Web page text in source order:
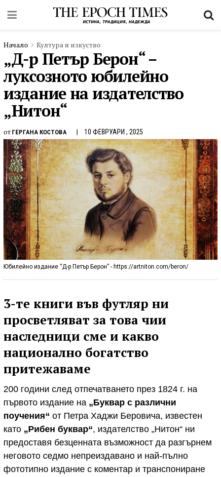
Начало Култура и изкуство
„Д-р Петър Берон“ –
луксозното юбилейно
издание на издателство
„Нитон“
от ГЕРГАНА КОСТОВА 10 ФЕВРУАРИ , 2025
Юбилейно издание “Д-р Петър Берон” - https://artniton.com/beron/
3-те книги във футляр ни
просветляват за това чии
наследници сме и какво
национално богатство
притежаваме
200 години след отпечатването през 1824 г. на
първото издание на „Буквар с различни
поучения“ от Петра Хаджи Беровича, известен
като „Рибен буквар“, издателство „Нитон“ ни
предоставя безценната възможност да разгърнем
неговото седмо непреиздавано и най-пълно
фототипно издание с коментар и транспониране